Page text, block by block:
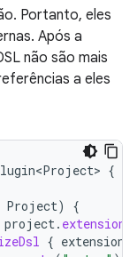
Portanto, eles
Após a
não são mais
a eles
{
Project)
{
project. extensions
{ extension